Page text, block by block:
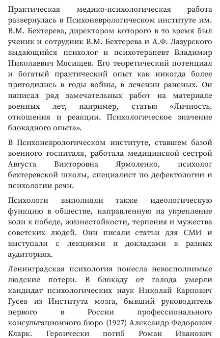
Практическая медико-психологическая работа
развернулась в Психоневрологическом институте им.
В.М. Бехтерева, директором которого в то время был
ученик и сотрудник В.М. Бехтерева и А.Ф. Лазурского
выдающийся психолог и психотерапевт Владимир
Николаевич Мясищев. Его теоретический потенциал
и богатый практический опыт как никогда более
пригодились в годы войны, в лечении раненых. Он
написал ряд замечательных работ на материале
военных лет, например, статью «Личность,
отношения и реакции. Психологическое значение
блокадного опыта».
В Психоневрологическом институте, ставшем базой
военного госпиталя, работала медицинской сестрой
Августа Викторовна Ярмоленко, психолог
бехтеревской школы, специалист по дефектологии и
психологии речи.
Психологи выполняли также идеологическую
функцию в обществе, направленную на укрепление
воли к победе, жизнестойкости, терпения и мужества
советских людей. Они писали статьи для СМИ и
выступали с лекциями и докладами в разных
аудиториях.
Ленинградская психология понесла невосполнимые
людские потери. В блокаду от голода умерли
кандидат психологических наук Николай Карпович
Гусев из Института мозга, бывший руководитель
первого в России профессионального
консультационного бюро (1927) Александр Федорович
Кларк. Героически погиб Роман Иванович